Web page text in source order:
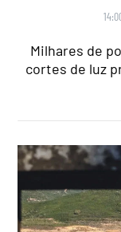
Milhares de
cortes de luz